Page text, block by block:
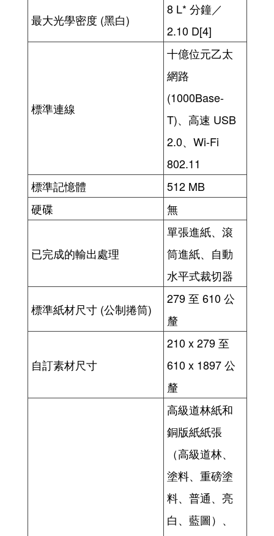
最大光學密度 (黑白)
8 L* 分鐘／
2.10 D[4]
標準連線
十億位元乙太
網路
(1000Base-
T)、高速 USB
2.0、Wi-Fi
802.11
標準記憶體
512 MB
硬碟
無
已完成的輸出處理
單張進紙、滾
筒進紙、自動
水平式裁切器
標準紙材尺寸 (公制捲筒)
279 至 610 公
釐
自訂素材尺寸
210 x 279 至
610 x 1897 公
釐
高級道林紙和
銅版紙紙張
（高級道林、
塗料、重磅塗
料、普通、亮
白、藍圖）、